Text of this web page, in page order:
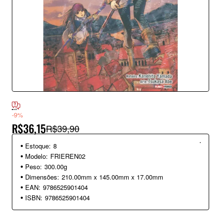
-9%
R$36,15R$39,90
Estoque: 8
Modelo: FRIEREN02
Peso: 300.00g
Dimensões: 210.00mm x 145.00mm x 17.00mm
EAN: 9786525901404
ISBN: 9786525901404